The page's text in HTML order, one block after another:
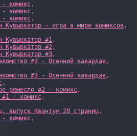
- комикс,
- комикс,
- комикс,
Кувыркатор - игра в мире комиксов ,
Кувыркатор #1,
Кувыркатор #2,
Кувыркатор #3,
#2 - Осенний кавардак,
#3 - Осенний кавардак,
,
ремесло #2 - комикс,
#1 - комикс,
выпуск Квантум 28 страниц,
- комикс,